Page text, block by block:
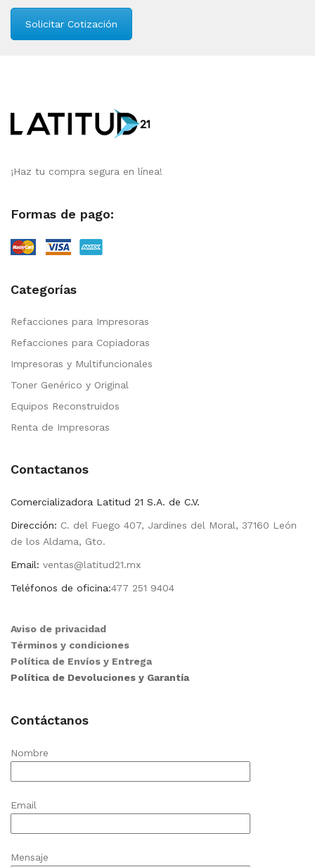
Solicitar Cotización
¡Haz tu compra segura en línea!
Formas de pago:
Categorías
Refacciones para Impresoras
Refacciones para Copiadoras
Impresoras y Multifuncionales
Toner Genérico y Original
Equipos Reconstruidos
Renta de Impresoras
Contactanos
Comercializadora Latitud 21 S.A. de C.V.
Dirección: C. del Fuego 407, Jardines del Moral, 37160 León
de los Aldama, Gto.
Email: ventas@latitud21.mx
Teléfonos de oficina:477 251 9404
Aviso de privacidad
Términos y condiciones
Política de Envíos y Entrega
Política de Devoluciones y Garantía
Contáctanos
Nombre
Email
Mensaje